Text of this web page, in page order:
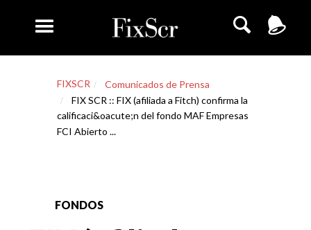
FIXSCR
Comunicados de Prensa
FIX SCR :: FIX (afiliada a Fitch) confirma la
calificaci&oacute;n del fondo MAF Empresas
FCI Abierto ...
FONDOS